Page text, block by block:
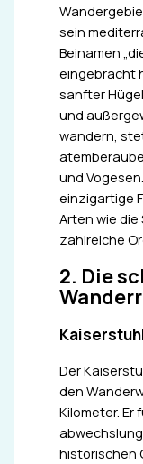
sein
Beinamen
eingebracht
sanfter
und
wandern,
und
einzigartige
Arten wie
zahlreiche
2. Die
Der
den
Kilometer. Er
historischen